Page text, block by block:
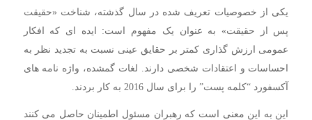
یکی از خصوصیات تعریف شده در سال گذشته، شناخت «حقیقت
پس از حقیقت» به عنوان یک مفهوم است: ایده ای که افکار
عمومی ارزش گذاری کمتر بر حقایق عینی نسبت به تجدید نظر به
احساسات و اعتقادات شخصی دارند. لغات گمشده، واژه نامه های
آکسفورد “کلمه پست” را برای سال 2016 به کار بردند.
این به این معنی است که رهبران مسئول اطمینان حاصل می کنند